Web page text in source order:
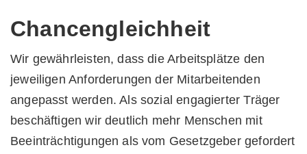
Chancengleichheit
Wir gewährleisten, dass die Arbeitsplätze den
jeweiligen Anforderungen der Mitarbeitenden
angepasst werden. Als sozial engagierter Träger
beschäftigen wir deutlich mehr Menschen mit
Beeinträchtigungen als vom Gesetzgeber gefordert